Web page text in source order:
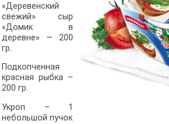
«Деревенский
свежий» сыр
«Домик в
деревне» — 200
гр.
Подкопченная
красная рыбка –
200 гр.
Укроп – 1
небольшой пучок